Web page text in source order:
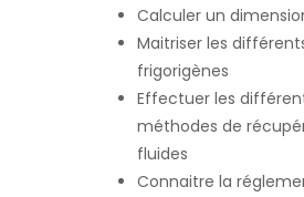
Calculer un
Maitriser les
frigorigènes
Effectuer les
méthodes de
fluides
Connaitre la